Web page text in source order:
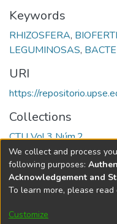
Keywords
RHIZOSFERA,
LEGUMINOSAS,
URI
https://
Collections
CTU Vol.3 Núm.2
Full item page
DSpace software
Cookie
We collect and process
following purposes:
Acknowledgement and
To learn more, please read
Customize